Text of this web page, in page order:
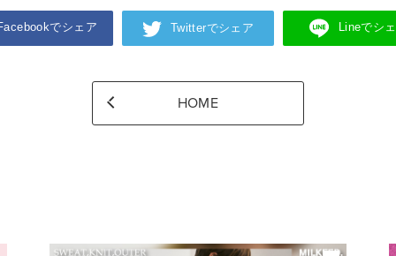
でシェア Twitterでシェア Lineでシ
HOME